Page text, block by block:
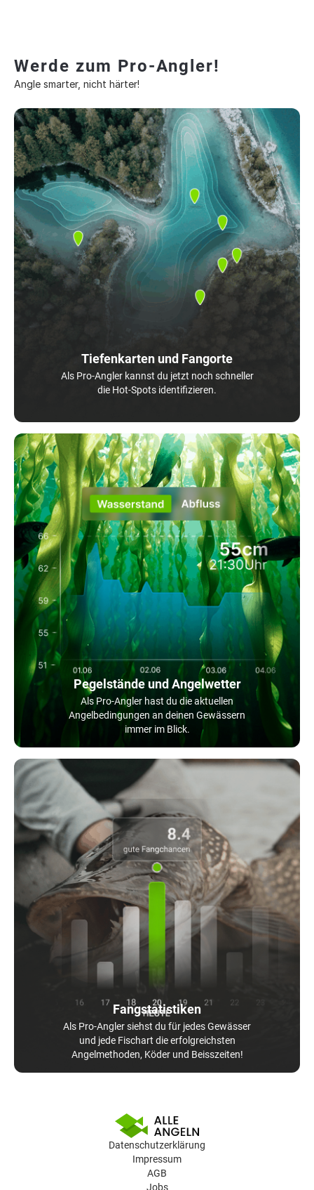
Werde zum Pro-Angler!
Angle smarter, nicht härter!
Tiefenkarten und Fangorte
Als Pro-Angler kannst du jetzt noch schneller
die Hot-Spots identifizieren.
Pegelstände und Angelwetter
Als Pro-Angler hast du die aktuellen
Angelbedingungen an deinen Gewässern
immer im Blick.
Fangstatistiken
Als Pro-Angler siehst du für jedes Gewässer
und jede Fischart die erfolgreichsten
Angelmethoden, Köder und Beisszeiten!
Datenschutzerklärung
Impressum
AGB
Jobs